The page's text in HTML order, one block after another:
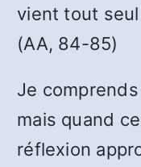
vient tout seul
(AA, 84-85)
Je comprends
mais quand
réflexion